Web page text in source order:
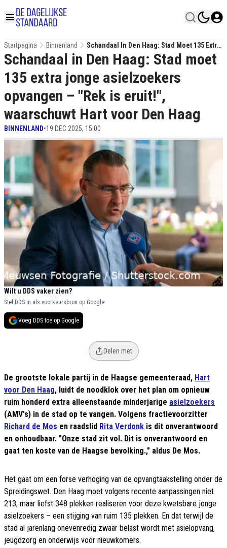
Startpagina Binnenland
Schandaal In Den Haag: Stad Moet 135 Extra
Jonge Asielzoekers Opvangen – "Rek Is
Eruit!", Waarschuwt Hart Voor Den Haag
Schandaal in Den Haag: Stad moet
135 extra jonge asielzoekers
opvangen – "Rek is eruit!",
waarschuwt Hart voor Den Haag
BINNENLAND•19 DEC 2025, 15:00
Wilt u DDS vaker zien?
Stel DDS in als voorkeursbron op Google.
Voeg DDS toe op Google
Delen met
De grootste lokale partij in de Haagse gemeenteraad, Hart
voor Den Haag, luidt de noodklok over het plan om opnieuw
ruim honderd extra alleenstaande minderjarige asielzoekers
(AMV's) in de stad op te vangen. Volgens fractievoorzitter
Richard de Mos en raadslid Rita Verdonk is dit onverantwoord
en onhoudbaar. "Onze stad zit vol. Dit is onverantwoord en
gaat ten koste van de Haagse bevolking.," aldus De Mos.
Het gaat om een forse verhoging van de opvangtaakstelling onder de
Spreidingswet. Den Haag moet volgens recente aanpassingen niet
213, maar liefst 348 plekken realiseren voor deze kwetsbare jonge
asielzoekers – een stijging van ruim 135 plekken. En dat terwijl de
stad al jarenlang onevenredig zwaar belast wordt met asielopvang,
jeugdzorg en onderwijs voor nieuwkomers.